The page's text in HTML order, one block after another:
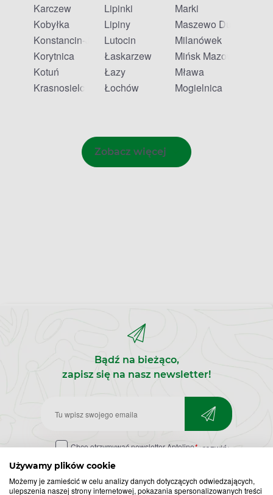
Używamy plików cookie
Możemy je zamieścić w celu analizy danych dotyczących odwiedzających,
ulepszenia naszej strony internetowej, pokazania spersonalizowanych treści
Karczew
Kobyłka
Konstancin-Jeziorna
Korytnica
Kotuń
Krasnosielc
Lipinki
Lipiny
Lutocin
Łaskarzew
Łazy
Łochów
Marki
Maszewo Duże
Milanówek
Mińsk Mazowiecki
Mława
Mogielnica
Zobacz więcej
Bądź na bieżąco,
zapisz się na nasz newsletter!
Zapisz
do
newslettera
Chcę otrzymywać newsletter Apteline* rozwiń>